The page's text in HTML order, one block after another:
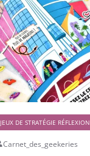
JEUX DE STRATÉGIE RÉFLEXION
Carnet_des_geekeries